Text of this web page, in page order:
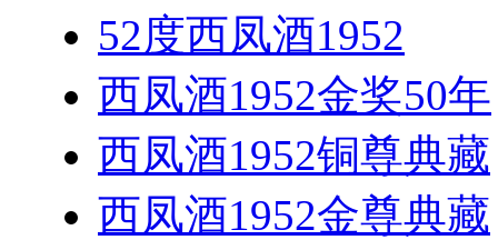
52度西凤酒1952
西凤酒1952金奖50年
西凤酒1952铜尊典藏
西凤酒1952金尊典藏